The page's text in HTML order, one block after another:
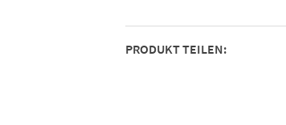
PRODUKT TEILEN: